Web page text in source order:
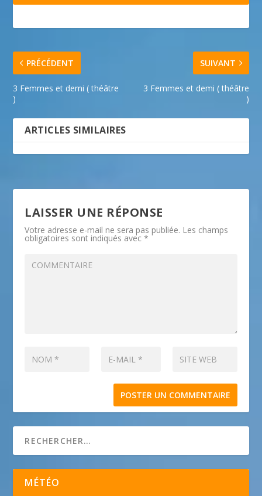
PRÉCÉDENT
3 Femmes et demi ( théâtre
)
SUIVANT
3 Femmes et demi ( théâtre
)
ARTICLES SIMILAIRES
LAISSER UNE RÉPONSE
Votre adresse e-mail ne sera pas publiée. Les champs
obligatoires sont indiqués avec*
MÉTÉO